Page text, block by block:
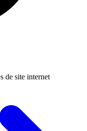
de site internet